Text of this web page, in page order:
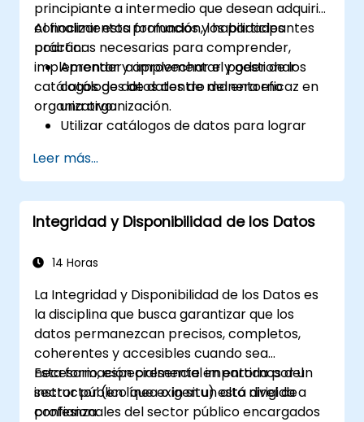
principiante a intermedio que desean adquirir
conocimientos profundos y habilidades
prácticas necesarias para comprender,
implementar y aprovechar el poder de los
catálogos de datos dentro del entorno
organizativo.
Al finalizar esta formación, los participantes
podrán:
Aprender a implementar y gestionar
catálogos de datos de manera eficaz en
una organización.
Utilizar catálogos de datos para lograr
efectivos.
Desarrollar habilidades para la
descubrimiento y búsqueda eficaces de
datos utilizando catálogos de datos.
de datos existentes para garantizar una
Leer más...
Integridad y Disponibilidad de los Datos
14 Horas
La Integridad y Disponibilidad de los Datos es
la disciplina que busca garantizar que los
datos permanezcan precisos, completos,
coherentes y accesibles cuando sea
necesario, especialmente en entornos del
sector público que exigen un alto nivel de
confianza.
Esta formación presencial impartida por un
instructor (en línea o in situ) está dirigida a
profesionales del sector público encargados